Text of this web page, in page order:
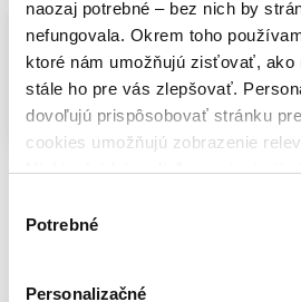
naozaj potrebné – bez nich by
nefungovala. Okrem toho
ktoré nám umožňujú zisťovať, ako
stále ho pre vás zlepšovať.
dovoľujú prispôsobovať stránku
cookies umožňujú zobrazenie
Niektoré údaje zdieľame aj s
cookies.
súhlasu
Potrebné
Personalizačné
Na sklade
APLI nekonečná tužka Nordik - mátová